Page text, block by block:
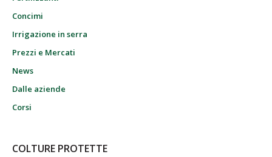
Concimi
Irrigazione in serra
Prezzi e Mercati
News
Dalle aziende
Corsi
COLTURE PROTETTE